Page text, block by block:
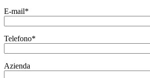
E-mail*
Telefono*
Azienda